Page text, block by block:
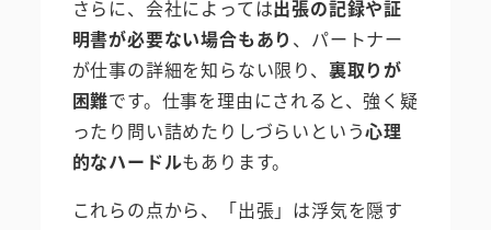
さらに、会社によっては出張の記録や証
明書が必要ない場合もあり 、パートナー
が仕事の詳細を知らない限り、 裏取りが
困難です。仕事を理由にされると、強く疑
ったり問い詰めたりしづらいという心理
的なハードルもあります。
これらの点から、「出張」は浮気を隠す